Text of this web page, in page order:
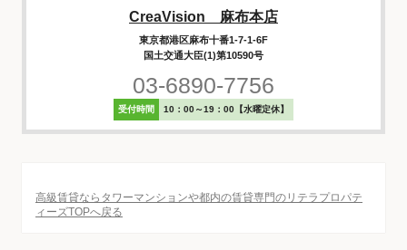
CreaVision 麻布本店
東京都港区麻布十番1-7-1-6F
国土交通大臣(1)第10590号
03-6890-7756
受付時間 10：00～19：00【水曜定休】
高級賃貸ならタワーマンションや都内の賃貸専門のリテラプロパテ
ィーズTOPへ戻る